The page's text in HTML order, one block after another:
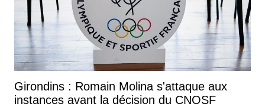
Girondins : Romain Molina s'attaque aux
instances avant la décision du CNOSF